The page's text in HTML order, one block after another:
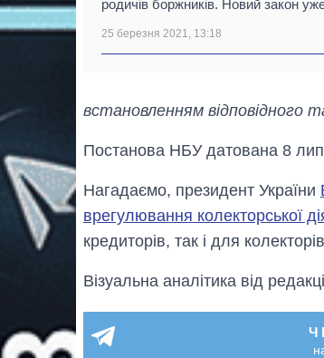
родичів боржників. Новий закон
25 березня 2021, 13:18
встановленням відповідного
Постанова НБУ датована 8
Нагадаємо, президент України
врегулювання колекторської
кредиторів, так і для
Візуальна аналітика від